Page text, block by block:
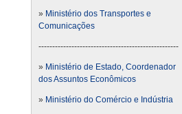
» Ministério dos Transportes e
Comunicações
---------------------------------------------------
» Ministério de Estado, Coordenador
dos Assuntos Econômicos
» Ministério do Comércio e Indústria